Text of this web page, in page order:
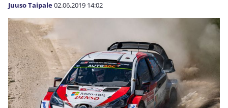
Juuso Taipale02.06.2019 14:02